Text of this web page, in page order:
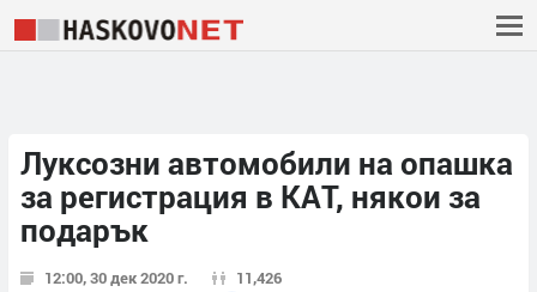
Луксозни автомобили на опашка
за регистрация в КАТ, някои за
подарък
12:00, 30 дек 2020 г. 11,426